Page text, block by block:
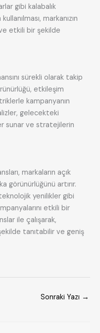
gibi kalabalık
markanızın
etkili bir şekilde
sürekli olarak takip
etkileşim
kampanyanın
gelecekteki
sunar ve stratejilerin
markaların açık
görünürlüğünü artırır.
yenilikler gibi
etkili bir
ile çalışarak,
tanıtabilir ve geniş
Sonraki Yazı →